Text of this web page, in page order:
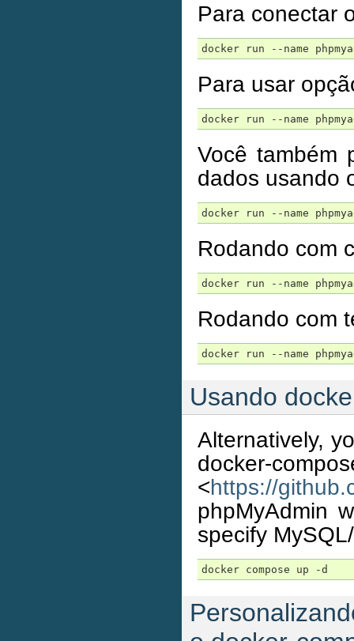
Para conectar
docker run --name
Para usar
docker run --name
Você também
dados usando
docker run --name
Rodando com
docker run --name
Rodando com
docker run --name
Usando
Alternatively,
<https://
phpMyAdmin
specify